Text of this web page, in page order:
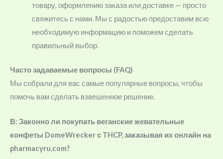
товару, оформлению заказа или доставке — просто
свяжитесь с нами. Мы с радостью предоставим всю
необходимую информацию и поможем сделать
правильный выбор.
Часто задаваемые вопросы (FAQ)
Мы собрали для вас самые популярные вопросы, чтобы
помочь вам сделать взвешенное решение.
В: Законно ли покупать веганские жевательные
конфеты DomeWrecker с THCP, заказывая их онлайн на
pharmacyru.com?